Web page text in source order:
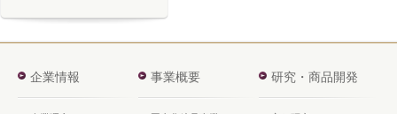
企業情報 事業概要 研究・商品開発